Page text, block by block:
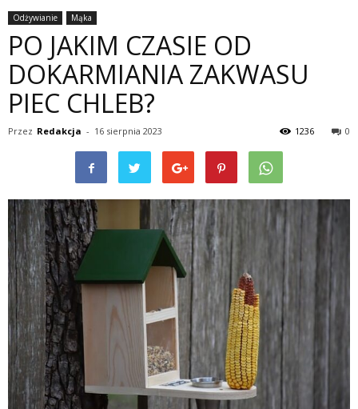
Odżywianie Mąka
PO JAKIM CZASIE OD
DOKARMIANIA ZAKWASU
PIEC CHLEB?
Przez Redakcja - 16 sierpnia 2023 0
1236